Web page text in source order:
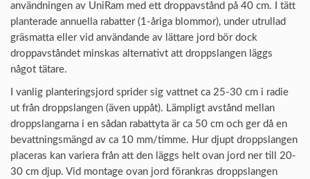
användningen av UniRam med ett droppavstånd på 40 cm. I tätt
planterade annuella rabatter (1-åriga blommor), under utrullad
gräsmatta eller vid användande av lättare jord bör dock
droppavståndet minskas alternativt att droppslangen läggs
något tätare.
I vanlig planteringsjord sprider sig vattnet ca 25-30 cm i radie
ut från droppslangen (även uppåt). Lämpligt avstånd mellan
droppslangarna i en sådan rabattyta är ca 50 cm och ger då en
bevattningsmängd av ca 10 mm/timme. Hur djupt droppslangen
placeras kan variera från att den läggs helt ovan jord ner till 20-
30 cm djup. Vid montage ovan jord förankras droppslangen